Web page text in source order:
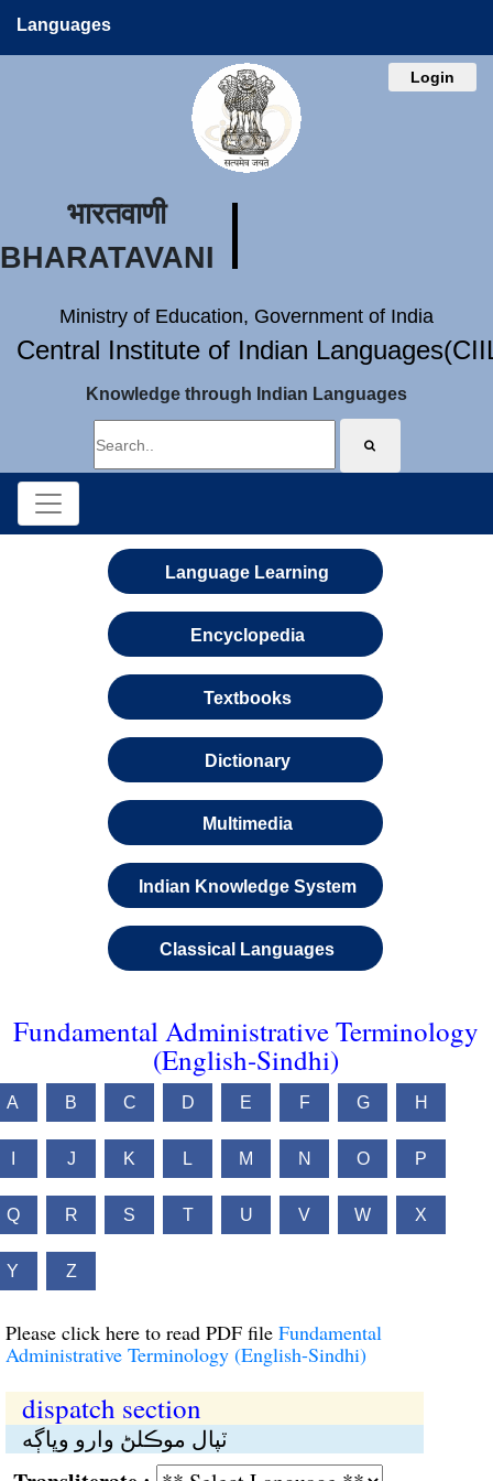
Languages
Login
भारतवाणी
BHARATAVANI
Ministry of Education, Government of India
Central Institute of Indian
Knowledge through Indian Languages
Language Learning
Encyclopedia
Textbooks
Dictionary
Multimedia
Indian Knowledge System
Classical Languages
Fundamental Administrative Terminology
(English-Sindhi)
A B C D E F G H
J K L M N O P
Q R S T U V W X
Y Z
Please click here to read PDF file Fundamental
Administrative Terminology (English-Sindhi)
dispatch section
ٽپال موڪلڻ وارو وڀاڳە